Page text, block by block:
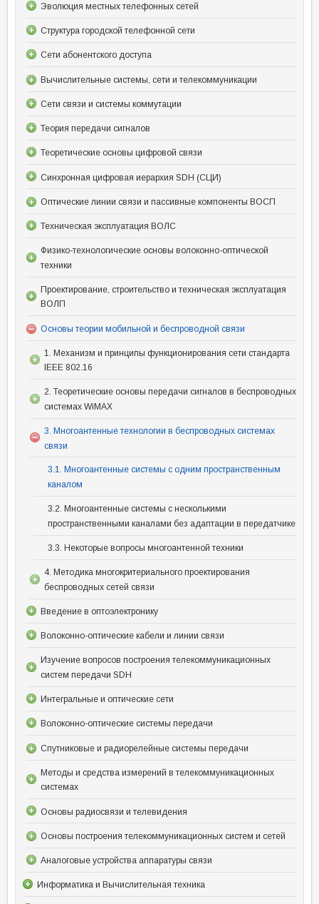
Эволюция местных телефонных сетей
Структура городской телефонной сети
Сети абонентского доступа
Вычислительные системы, сети и телекоммуникации
Сети связи и системы коммутации
Теория передачи сигналов
Теоретические основы цифровой связи
Синхронная цифровая иерархия SDH (СЦИ)
Оптические линии связи и пассивные компоненты ВОСП
Техническая эксплуатация ВОЛС
Физико-технологические основы волоконно-оптической
техники
Проектирование, строительство и техническая эксплуатация
ВОЛП
Основы теории мобильной и беспроводной связи
1. Механизм и принципы функционирования сети стандарта
IEEE 802.16
2. Теоретические основы передачи сигналов в беспроводных
системах WiMAX
3. Многоантенные технологии в беспроводных системах
связи
3.1. Многоантенные системы с одним пространственным
каналом
3.2. Многоантенные системы с несколькими
пространственными каналами без адаптации в передатчике
3.3. Некоторые вопросы многоантенной техники
4. Методика многокритериального проектирования
беспроводных сетей связи
Введение в оптоэлектронику
Волоконно-оптические кабели и линии связи
Изучение вопросов построения телекоммуникационных
систем передачи SDH
Интегральные и оптические сети
Волоконно-оптические системы передачи
Спутниковые и радиорелейные системы передачи
Методы и средства измерений в телекоммуникационных
системах
Основы радиосвязи и телевидения
Основы построения телекоммуникационных систем и сетей
Аналоговые устройства аппаратуры связи
Информатика и Вычислительная техника